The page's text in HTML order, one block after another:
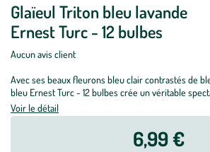
Glaïeul Triton bleu lavande
Ernest Turc - 12 bulbes
Aucun avis client
Avec ses beaux fleurons bleu clair contrastés de
bleu Ernest Turc - 12 bulbes crée un véritable
Voir le détail
6,99 €